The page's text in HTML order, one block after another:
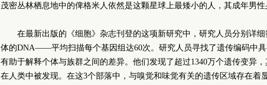
茂密丛林栖息地中的俾格米人依然是这颗星球上最矮小的人，其成年男性
在最新出版的《细胞》杂志刊登的这项新研究中，研究人员分别详
体的DNA——平均扫描每个基因组达60次。研究人员寻找了遗传编码中
有助于解释个体与族群之间的差异。他们发现了超过1340万个遗传变异
在人类中被发现。在这3个部落中，与嗅觉和味觉有关的遗传区域存在着